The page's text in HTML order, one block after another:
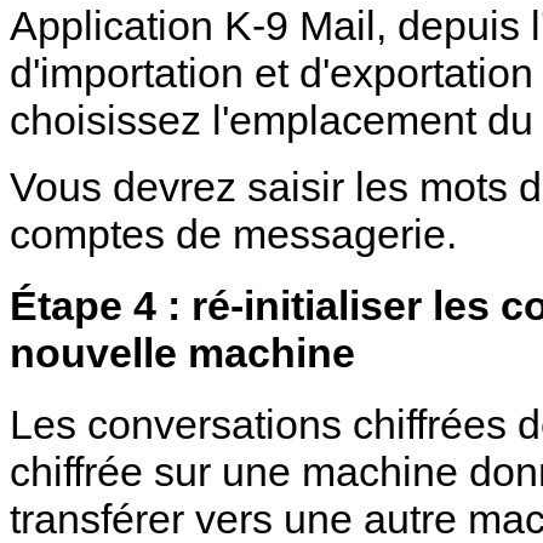
Application K-9 Mail, depuis
d'importation et
choisissez l'emplacement
Vous devrez saisir les mots
comptes de messagerie.
Étape 4 : ré-initialiser les
nouvelle machine
Les conversations chiffrées
chiffrée sur une machine
transférer vers une autre